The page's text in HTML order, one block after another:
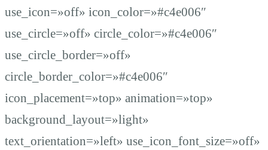
use_icon=»off» icon_color=»#c4e006″
use_circle=»off» circle_color=»#c4e006″
use_circle_border=»off»
circle_border_color=»#c4e006″
icon_placement=»top» animation=»top»
background_layout=»light»
text_orientation=»left» use_icon_font_size=»off»